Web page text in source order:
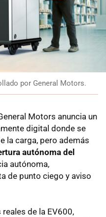
por General Motors.
Motors anuncia un
digital donde se
la carga, pero además
autónoma del
autónoma,
de punto ciego y aviso
de la EV600,